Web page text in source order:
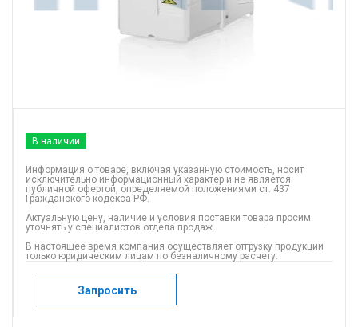
В наличии
Информация о товаре, включая указанную стоимость, носит
исключительно информационный характер и не является
публичной офертой, определяемой положениями ст. 437
Гражданского кодекса РФ.
Актуальную цену, наличие и условия поставки товара просим
уточнять у специалистов отдела продаж.
В настоящее время компания осуществляет отгрузку продукции
только юридическим лицам по безналичному расчету.
Запросить